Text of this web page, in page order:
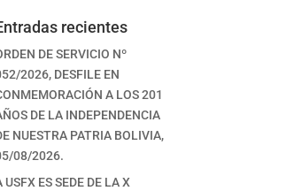
recientes
DE SERVICIO Nº
2026, DESFILE EN
A LOS 201
DE LA INDEPENDENCIA
NUESTRA PATRIA BOLIVIA,
08/2026.
USFX ES SEDE DE LA X